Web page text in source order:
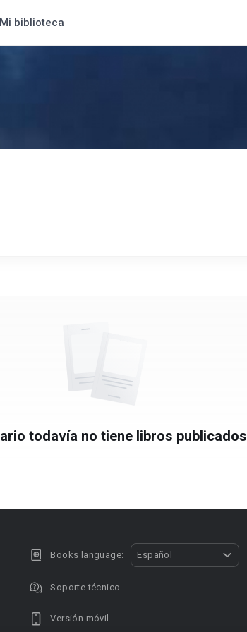
Mi biblioteca
todavía no tiene libros publicados
Books language: Español
Soporte técnico
Versión móvil